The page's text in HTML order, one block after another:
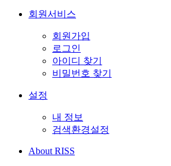
회원서비스
회원가입
로그인
아이디 찾기
비밀번호 찾기
설정
내 정보
검색환경설정
About RISS